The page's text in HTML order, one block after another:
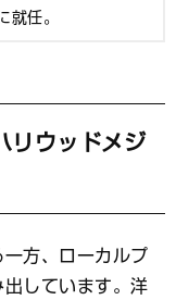
就任。
リウッドメジ
方、ローカルプ
しています。洋